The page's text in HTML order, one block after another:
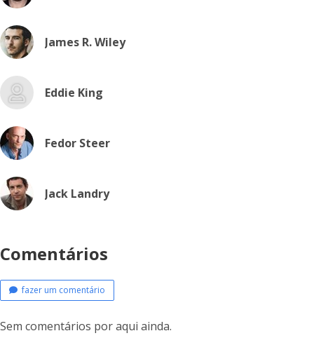
James R. Wiley
Eddie King
Fedor Steer
Jack Landry
Comentários
fazer um comentário
Sem comentários por aqui ainda.